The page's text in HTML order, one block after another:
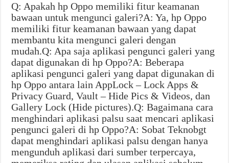
Q: Apakah hp Oppo memiliki fitur keamanan
bawaan untuk mengunci galeri?A: Ya, hp Oppo
memiliki fitur keamanan bawaan yang dapat
membantu kita mengunci galeri dengan
mudah.Q: Apa saja aplikasi pengunci galeri yang
dapat digunakan di hp Oppo?A: Beberapa
aplikasi pengunci galeri yang dapat digunakan di
hp Oppo antara lain AppLock – Lock Apps &
Privacy Guard, Vault – Hide Pics & Videos, dan
Gallery Lock (Hide pictures).Q: Bagaimana cara
menghindari aplikasi palsu saat mencari aplikasi
pengunci galeri di hp Oppo?A: Sobat Teknobgt
dapat menghindari aplikasi palsu dengan hanya
mengunduh aplikasi dari sumber terpercaya,